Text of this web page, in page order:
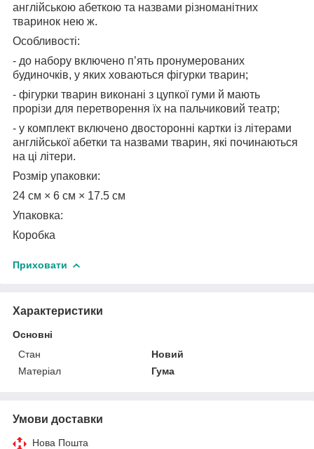
англійською абеткою та назвами різноманітних
тваринок нею ж.
Особливості:
- до набору включено п’ять пронумерованих
будиночків, у яких ховаються фігурки тварин;
- фігурки тварин виконані з цупкої гуми й мають
прорізи для перетворення їх на пальчиковий театр;
- у комплект включено двосторонні картки із літерами
англійської абетки та назвами тварин, які починаються
на ці літери.
Розмір упаковки:
24 см × 6 см × 17.5 см
Упаковка:
Коробка
Приховати
Характеристики
Основні
Стан
Новий
Матеріал
Гума
Умови доставки
Нова Пошта